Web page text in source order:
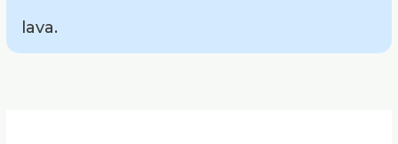
lava.